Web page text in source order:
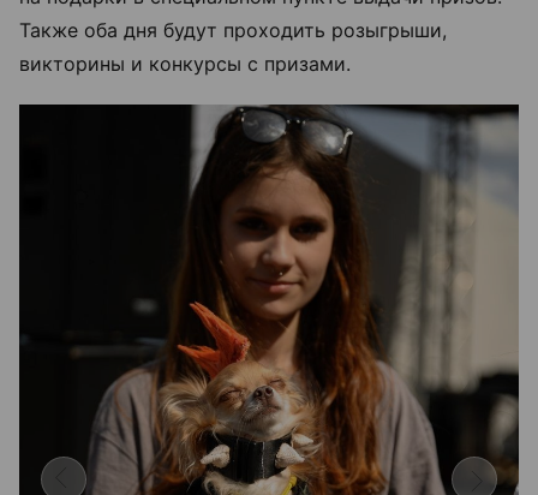
Также оба дня будут проходить розыгрыши,
викторины и конкурсы с призами.